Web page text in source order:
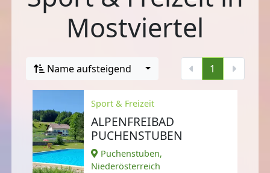
Mostviertel
Name aufsteigend 1
Sport & Freizeit
ALPENFREIBAD
PUCHENSTUBEN
Puchenstuben,
Niederösterreich